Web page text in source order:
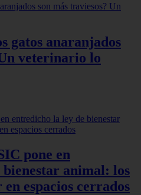
gatos anaranjados
veterinario lo
pone en
animal: los
espacios cerrados